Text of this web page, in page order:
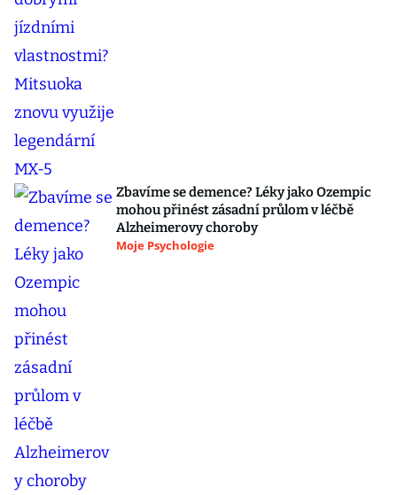
Zbavíme se demence? Léky jako Ozempic
mohou přinést zásadní průlom v léčbě
Alzheimerovy choroby
Moje Psychologie